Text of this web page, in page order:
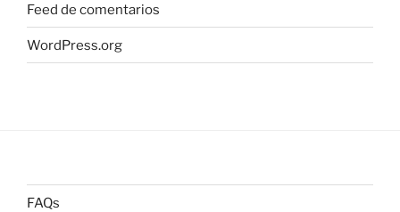
Feed de comentarios
WordPress.org
FAQs